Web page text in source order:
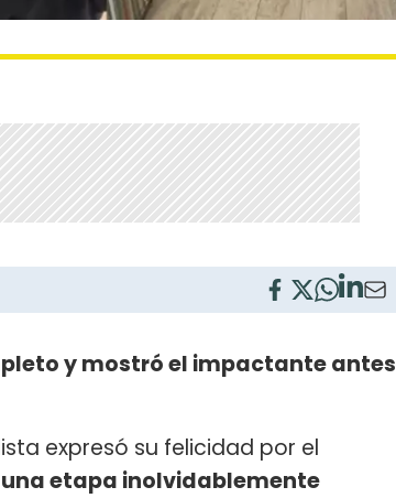
y mostró el impactante antes
expresó su felicidad por el
etapa inolvidablemente